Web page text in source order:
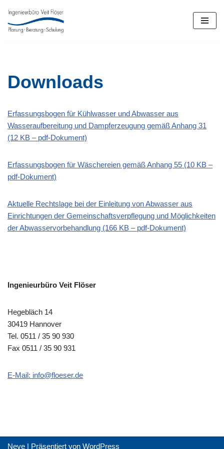
Zum
Downloads
Erfassungsbogen für Kühlwasser und Abwasser aus
Wasseraufbereitung und Dampferzeugung gemäß Anhang 31
(12 KB – pdf-Dokument)
Erfassungsbogen für Wäschereien gemäß Anhang 55 (10 KB –
pdf-Dokument)
Aktuelle Rechtslage bei der Einleitung von Abwasser aus
Einrichtungen der Gemeinschaftsverpflegung und Möglichkeiten
der Abwasservorbehandlung (166 KB – pdf-Dokument)
Ingenieurbüro Veit Flöser
Hegebläch 14
30419 Hannover
Tel. 0511 / 35 90 930
Fax 0511 / 35 90 931
E-Mail: info@floeser.de
Neve | Präsentiert von WordPress